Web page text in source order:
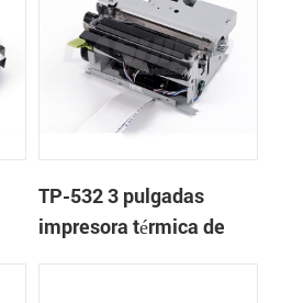
TP-532 3 pulgadas
impresora térmica de